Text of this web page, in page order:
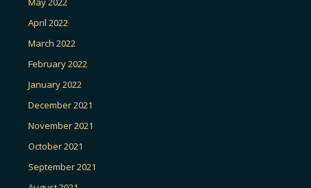
April 2022
March 2022
February 2022
January 2022
December 2021
November 2021
October 2021
September 2021